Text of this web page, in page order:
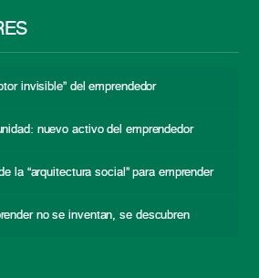
invisible” del emprendedor
nuevo activo del emprendedor
la “arquitectura social” para emprender
no se inventan, se descubren